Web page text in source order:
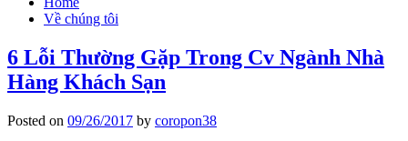
Về chúng tôi
6 Lỗi Thường Gặp Trong Cv Ngành Nhà
Hàng Khách Sạn
Posted on 09/26/2017 by coropon38